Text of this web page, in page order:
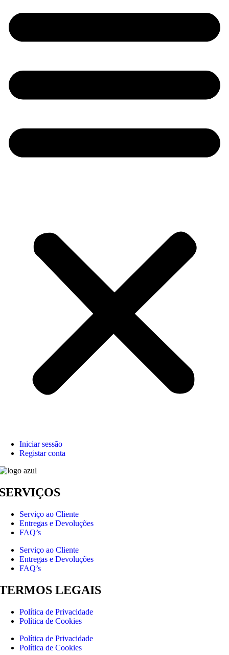
Iniciar sessão
Registar conta
Serviço ao Cliente
Entregas e Devoluções
FAQ’s
Serviço ao Cliente
Entregas e Devoluções
FAQ’s
LEGAIS
Política de Privacidade
Política de Cookies
Política de Privacidade
Política de Cookies